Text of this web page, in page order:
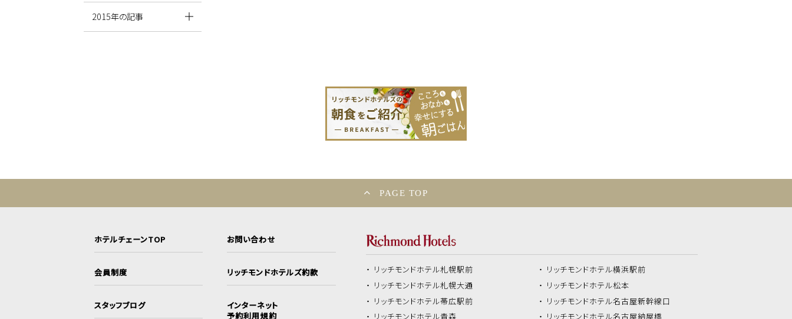
2015年の記事
PAGE TOP
ホテルチェーンTOP
会員制度
スタッフブログ
お問い合わせ
リッチモンドホテルズ約款
インターネット
予約利用規約
リッチモンドホテル札幌駅前
リッチモンドホテル札幌大通
リッチモンドホテル帯広駅前
リッチモンドホテル青森
リッチモンドホテル横浜駅前
リッチモンドホテル松本
リッチモンドホテル名古屋新幹線口
リッチモンドホテル名古屋納屋橋